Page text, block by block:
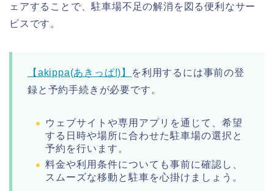
ェアすることで、駐車場不足の解消を図る便利なサー
ビスです。
【akippa(あきっぱ!)】
を利用するには事前の登
録と予約手続きが必要です。
ウェブサイトや専用アプリを通じて、希望
する日時や場所に合わせた駐車場の選択と
予約を行います。
料金や利用条件についても事前に確認し、
スムーズな移動と駐車を心掛けましょう。